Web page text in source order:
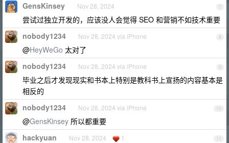
7
GensKinsey Nov 28, 2024
尝试过独立开发的，应该没人会觉得 SEO 和营销不如技术重要
8
nobody1234 Nov 28, 2024 via iPhone
@HeyWeGo 太对了
9
nobody1234 Nov 28, 2024 via iPhone
毕业之后才发现现实和书本上特别是教科书上宣扬的内容基本是
相反的
10
nobody1234 Nov 28, 2024 via iPhone
@GensKinsey 所以都重要
11
hackyuan Nov 28, 2024 1